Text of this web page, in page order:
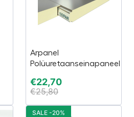
Arpanel
Polüuretaanseinapaneel
€22,70
€25,80
SALE -20%